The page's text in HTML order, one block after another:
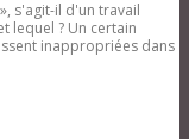
s'agit-il d'un travail
lequel ? Un certain
inappropriées dans